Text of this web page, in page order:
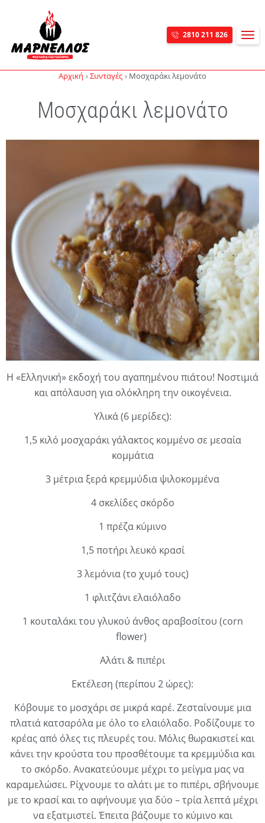
Skip navigation 2810 211 826
Αρχική Συνταγές Μοσχαράκι λεμονάτο
Μοσχαράκι λεμονάτο
Η «Ελληνική» εκδοχή του αγαπημένου πιάτου! Νοστιμιά
και απόλαυση για ολόκληρη την οικογένεια.
Υλικά (6 μερίδες):
1,5 κιλό μοσχαράκι γάλακτος κομμένο σε μεσαία
κομμάτια
3 μέτρια ξερά κρεμμύδια ψιλοκομμένα
4 σκελίδες σκόρδο
1 πρέζα κύμινο
1,5 ποτήρι λευκό κρασί
3 λεμόνια (το χυμό τους)
1 φλιτζάνι ελαιόλαδο
1 κουταλάκι του γλυκού άνθος αραβοσίτου (corn
flower)
Αλάτι & πιπέρι
Εκτέλεση (περίπου 2 ώρες):
Κόβουμε το μοσχάρι σε μικρά καρέ. Ζεσταίνουμε μια
πλατιά κατσαρόλα με όλο το ελαιόλαδο. Ροδίζουμε το
κρέας από όλες τις πλευρές του. Μόλις θωρακιστεί και
κάνει την κρούστα του προσθέτουμε τα κρεμμύδια και
το σκόρδο. Ανακατεύουμε μέχρι το μείγμα μας να
καραμελώσει. Ρίχνουμε το αλάτι με το πιπέρι, σβήνουμε
με το κρασί και το αφήνουμε για δύο – τρία λεπτά μέχρι
να εξατμιστεί. Έπειτα βάζουμε το κύμινο και